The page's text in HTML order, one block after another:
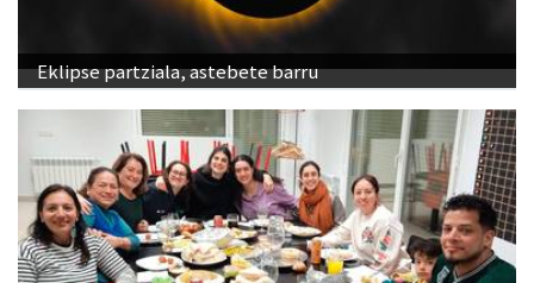
Eklipse partziala, astebete barru